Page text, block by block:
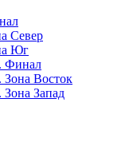
Север
Юг
Финал
Зона Восток
Зона Запад